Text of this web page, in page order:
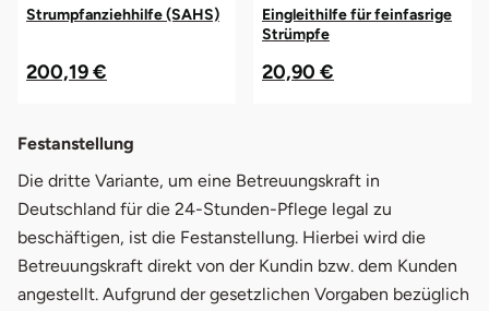
Strumpfanziehhilfe (SAHS)
200,19 €
Eingleithilfe für feinfasrige
Strümpfe
20,90 €
Festanstellung
Die dritte Variante, um eine Betreuungskraft in
Deutschland für die 24-Stunden-Pflege legal zu
beschäftigen, ist die Festanstellung. Hierbei wird die
Betreuungskraft direkt von der Kundin bzw. dem Kunden
angestellt. Aufgrund der gesetzlichen Vorgaben bezüglich